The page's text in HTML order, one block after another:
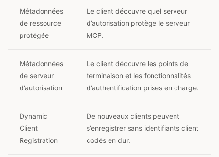
Métadonnées
de ressource
protégée
Le client découvre quel serveur
d’autorisation protège le serveur
MCP.
Métadonnées
de serveur
d’autorisation
Le client découvre les points de
terminaison et les fonctionnalités
d’authentification prises en charge.
Dynamic
Client
Registration
De nouveaux clients peuvent
s’enregistrer sans identifiants client
codés en dur.